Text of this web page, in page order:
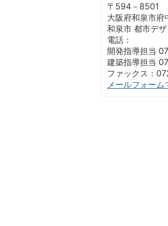
〒594－8501
大阪府和泉市
和泉市 都市デ
電話：
開発指導担当
建築指導担当
ファックス：
メールフォー